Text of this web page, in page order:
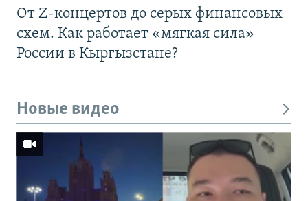
От Z-концертов до серых финансовых
схем. Как работает «мягкая сила»
России в Кыргызстане?
Новые видео